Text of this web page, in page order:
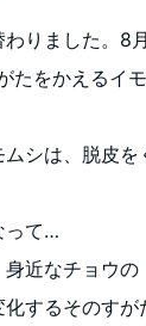
わりました。8
たをかえるイ
シは、脱皮
って…
近なチョウの
するそのすが